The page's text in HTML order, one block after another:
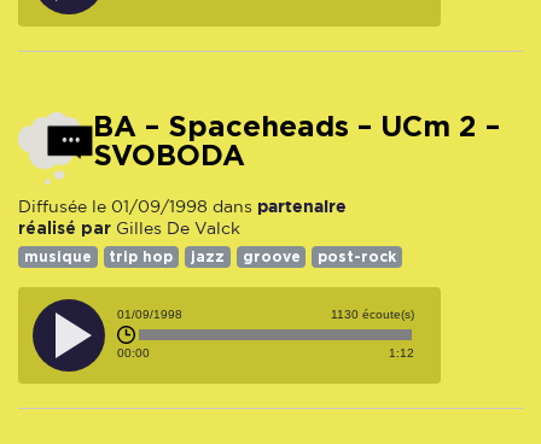
BA – Spaceheads – UCm 2 –
SVOBODA
Diffusée le 01/09/1998 dans partenaire
réalisé par Gilles De Valck
musique trip hop jazz groove post-rock
01/09/1998 1130 écoute(s)
00:00 1:12